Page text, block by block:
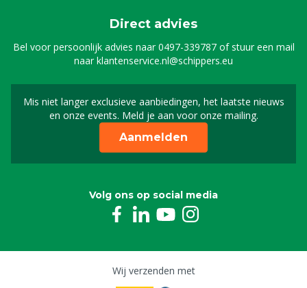
Direct advies
Bel voor persoonlijk advies naar0497-339787of stuur een mail
naarklantenservice.nl@schippers.eu
Mis niet langer exclusieve aanbiedingen, het laatste nieuws
en onze events. Meld je aan voor onze mailing.
Schrijf je in voor onze
Aanmelden
Volg ons op social media
Wij verzenden met